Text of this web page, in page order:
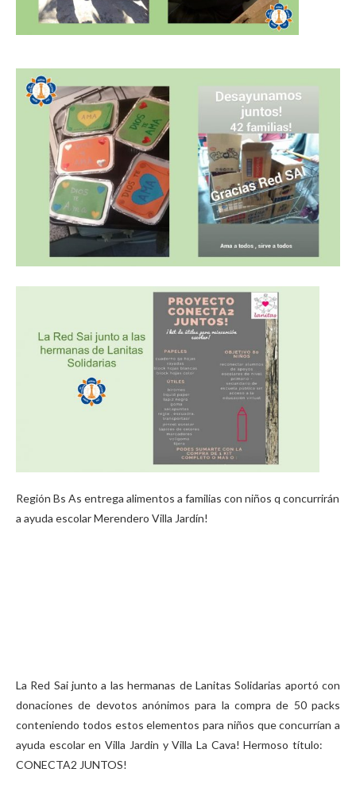
Región Bs As entrega alimentos a familias con niños q concurrirán
a ayuda escolar Merendero Villa Jardín!
La Red Sai junto a las hermanas de Lanitas Solidarias aportó con
donaciones de devotos anónimos para la compra de 50 packs
conteniendo todos estos elementos para niños que concurrían a
ayuda escolar en Villa Jardin y Villa La Cava! Hermoso título:
CONECTA2 JUNTOS!